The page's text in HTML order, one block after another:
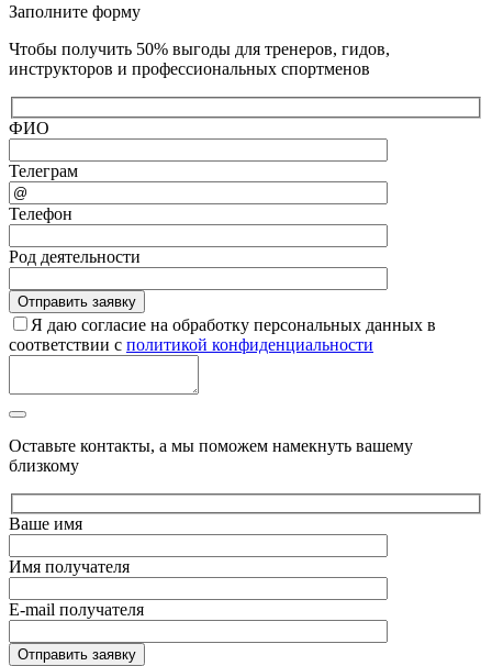
Заполните форму
Чтобы получить 50% выгоды для тренеров, гидов,
инструкторов и профессиональных спортменов
ФИО
Телеграм
Телефон
Род деятельности
Я даю согласие на обработку персональных данных в
соответствии с политикой конфиденциальности
Оставьте контакты, а мы поможем намекнуть вашему
близкому
Ваше имя
Имя получателя
E-mail получателя